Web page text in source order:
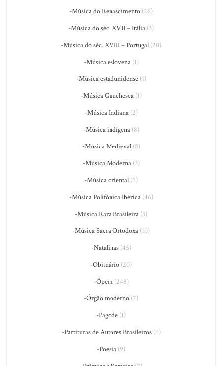
-Música do Renascimento (26)
-Música do séc. XVII – Itália (3)
-Música do séc. XVIII – Portugal (20)
-Música eslovena(1)
-Música estadunidense(1)
-Música Gauchesca(1)
-Música Indiana(2)
-Música indígena(8)
-Música Medieval(8)
-Música Moderna(3)
-Música oriental (5)
-Música Polifônica Ibérica(46)
-Música Rara Brasileira (3)
-Música Sacra Ortodoxa (10)
-Natalinas(45)
-Obituário (20)
-Ópera(248)
-Órgão moderno (7)
-Pagode (1)
-Partituras de Autores Brasileiros(6)
-Poesia (9)